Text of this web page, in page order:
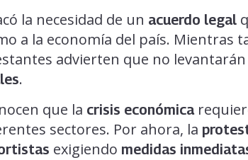
la necesidad de un acuerdo legal
a la economía del país. Mientras
advierten que no levantarán
.
que la crisis económica
sectores. Por ahora, la
exigiendo medidas